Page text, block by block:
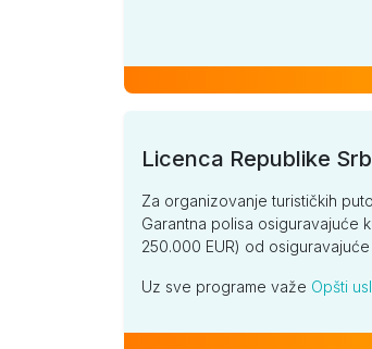
Licenca Republike
Za organizovanje turističkih
Garantna polisa osiguravajuće
250.000 EUR) od osiguravajuće
Uz sve programe važe Opšti